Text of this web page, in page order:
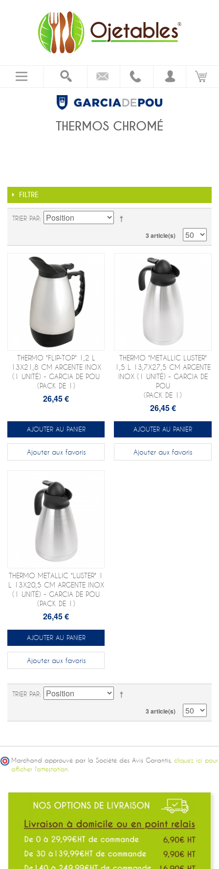
THERMOS CHROMÉ
FILTRE
TRIER PAR
3 article(s)
THERMO "FLIP-TOP" 1,2 L
13X21,8 CM ARGENTE INOX
(1 UNITÉ) - GARCIA DE POU
(PACK DE 1)
26,45 €
AJOUTER AU PANIER
Ajouter aux favoris
THERMO "METALLIC LUSTER"
1,5 L 13,7X27,5 CM ARGENTE
INOX (1 UNITÉ) - GARCIA DE
POU
(PACK DE 1)
26,45 €
AJOUTER AU PANIER
Ajouter aux favoris
THERMO METALLIC "LUSTER" 1
L 13X20,5 CM ARGENTE INOX
(1 UNITÉ) - GARCIA DE POU
(PACK DE 1)
26,45 €
AJOUTER AU PANIER
Ajouter aux favoris
TRIER PAR
3 article(s)
Marchand approuvé par la Société des Avis Garantis, cliquez ici pour
afficher l'attestation.